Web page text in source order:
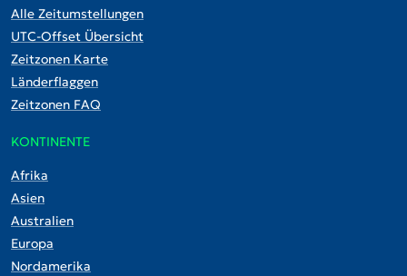
Alle Zeitumstellungen
UTC-Offset Übersicht
Zeitzonen Karte
Länderflaggen
Zeitzonen FAQ
KONTINENTE
Afrika
Asien
Australien
Europa
Nordamerika